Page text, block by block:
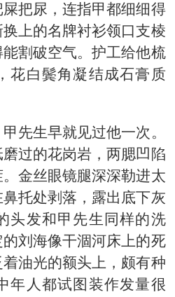
把尿，连指甲都细细得
上的名牌衬衫领口支棱
割破空气。护工给他梳
花白鬓角凝结成石膏质
先生早就见过他一次。
过的花岗岩，两腮凹陷
金丝眼镜腿深深勒进太
托处剥落，露出底下灰
头发和甲先生同样的洗
刘海像干涸河床上的死
油光的额头上，颇有种
年人都试图装作发量很